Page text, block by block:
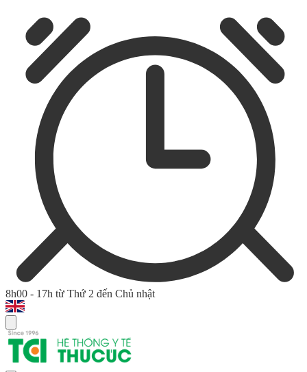
8h00 - 17h từ Thứ 2 đến Chủ nhật